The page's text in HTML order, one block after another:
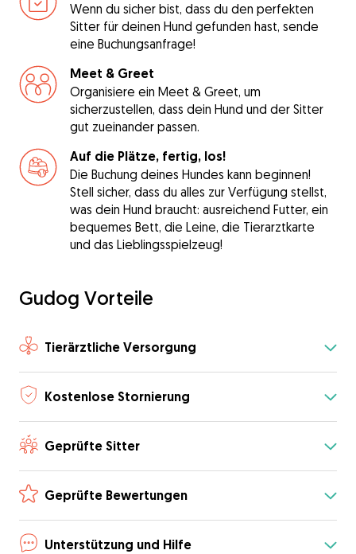
Wenn du sicher bist, dass du den perfekten
Sitter für deinen Hund gefunden hast, sende
eine Buchungsanfrage!
Meet & Greet
Organisiere ein Meet & Greet, um
sicherzustellen, dass dein Hund und der Sitter
gut zueinander passen.
Auf die Plätze, fertig, los!
Die Buchung deines Hundes kann beginnen!
Stell sicher, dass du alles zur Verfügung stellst,
was dein Hund braucht: ausreichend Futter, ein
bequemes Bett, die Leine, die Tierarztkarte
und das Lieblingsspielzeug!
Gudog Vorteile
Tierärztliche Versorgung
Kostenlose Stornierung
Geprüfte Sitter
Geprüfte Bewertungen
Unterstützung und Hilfe